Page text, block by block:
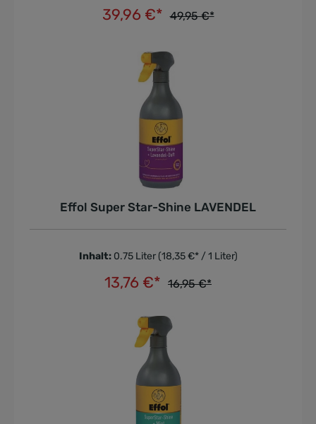
39,96 €* 49,95 €*
In den Warenkorb
Effol Super Star-Shine LAVENDEL
Inhalt: 0.75 Liter (18,35 €* / 1 Liter)
13,76 €* 16,95 €*
In den Warenkorb